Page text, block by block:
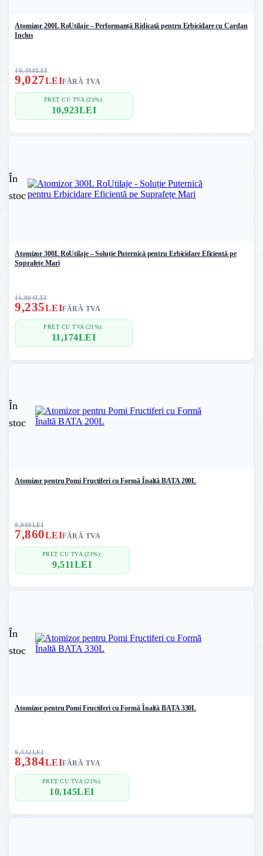
Atomizor 200L RoUtilaje – Performanță Ridicată pentru Erbicidare cu Cardan
Inclus
10,480LEI
9,027LEIFĂRĂ TVA
PREȚ CU TVA (21%):
10,923LEI
În
stoc
Atomizor 300L RoUtilaje – Soluție Puternică pentru Erbicidare Eficientă pe
Suprafețe Mari
11,004LEI
9,235LEIFĂRĂ TVA
PREȚ CU TVA (21%):
11,174LEI
În
stoc
Atomizor pentru Pomi Fructiferi cu Formă Înaltă BATA 200L
8,908LEI
7,860LEIFĂRĂ TVA
PREȚ CU TVA (21%):
9,511LEI
În
stoc
Atomizor pentru Pomi Fructiferi cu Formă Înaltă BATA 330L
9,432LEI
8,384LEIFĂRĂ TVA
PREȚ CU TVA (21%):
10,145LEI